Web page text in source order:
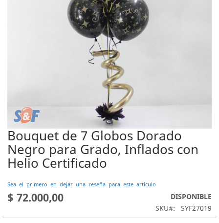
Bouquet de 7 Globos Dorado
Negro para Grado, Inflados con
Helio Certificado
Sea el primero en dejar una reseña para este artículo
$ 72.000,00 DISPONIBLE
SKU SYF27019
Saltar
comienzo
de
galería
de
imágenes